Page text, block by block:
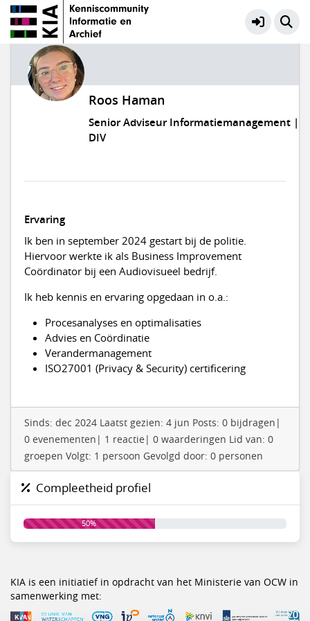
Roos Haman
Senior Adviseur Informatiemanagement |
DIV
Ervaring
Ik ben in september 2024 gestart bij de politie.
Hiervoor werkte ik als Business Improvement
Coördinator bij een Audiovisueel bedrijf.
Ik heb kennis en ervaring opgedaan in o.a.:
Procesanalyses en optimalisaties
Advies en Coördinatie
Verandermanagement
ISO27001 (Privacy & Security) certificering
Sinds: dec 2024 Laatst gezien: 4 jun Posts: 0 bijdragen|
0 evenementen| 1 reactie| 0 waarderingen Lid van: 0
groepen Volgt: 1 persoon Gevolgd door: 0 personen
Compleetheid profiel
50%
KIA is een initiatief in opdracht van het Ministerie van OCW in
samenwerking met: